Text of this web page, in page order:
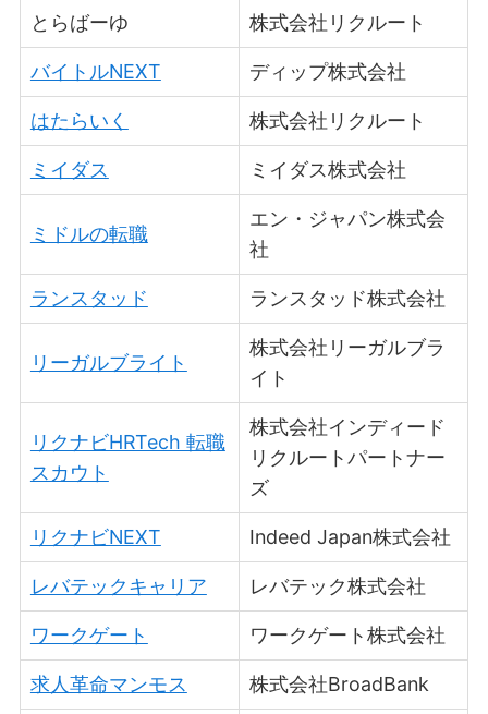
とらばーゆ 株式会社リクルート
バイトルNEXT ディップ株式会社
はたらいく 株式会社リクルート
ミイダス ミイダス株式会社
ミドルの転職
エン・ジャパン株式会
社
ランスタッド ランスタッド株式会社
リーガルブライト
株式会社リーガルブラ
イト
リクナビHRTech 転職
スカウト
株式会社インディード
リクルートパートナー
ズ
リクナビNEXT Indeed Japan株式会社
レバテックキャリア レバテック株式会社
ワークゲート ワークゲート株式会社
求人革命マンモス 株式会社BroadBank